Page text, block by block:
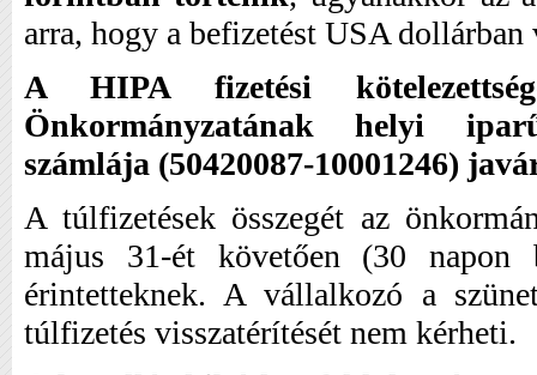
arra, hogy a befizetést USA
A HIPA fizetési
Önkormányzatának helyi
számlája (50420087-10001246)
A túlfizetések összegét az
május 31-ét követően (30
érintetteknek. A vállalkozó a
túlfizetés visszatérítését nem kérheti.